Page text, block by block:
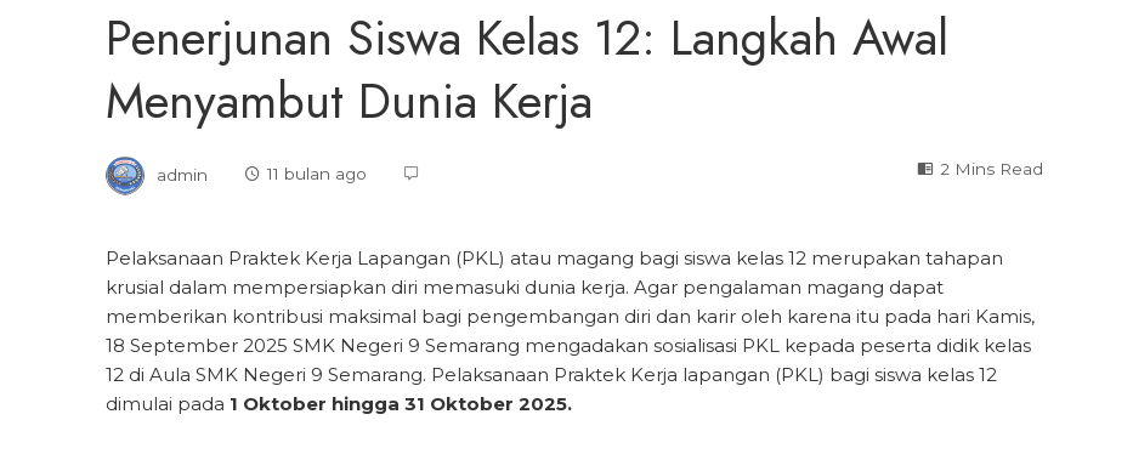
Penerjunan Siswa Kelas 12: Langkah Awal
Menyambut Dunia Kerja
admin 11 bulan ago 2 Mins Read
Pelaksanaan Praktek Kerja Lapangan (PKL) atau magang bagi siswa kelas 12 merupakan tahapan
krusial dalam mempersiapkan diri memasuki dunia kerja. Agar pengalaman magang dapat
memberikan kontribusi maksimal bagi pengembangan diri dan karir oleh karena itu pada hari Kamis,
18 September 2025 SMK Negeri 9 Semarang mengadakan sosialisasi PKL kepada peserta didik kelas
12 di Aula SMK Negeri 9 Semarang. Pelaksanaan Praktek Kerja lapangan (PKL) bagi siswa kelas 12
dimulai pada 1 Oktober hingga 31 Oktober 2025.